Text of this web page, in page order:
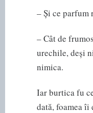
– Și ce parfum
– Cât de
urechile, deși
nimica.
Iar burtica fu
dată, foamea îi